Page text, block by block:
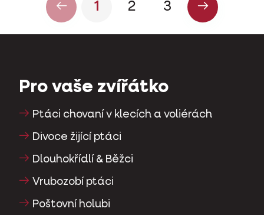
1 2 3
Pro vaše zvířátko
Ptáci chovaní v klecích a voliérách
Divoce žijící ptáci
Dlouhokřídlí & Běžci
Vrubozobí ptáci
Poštovní holubi